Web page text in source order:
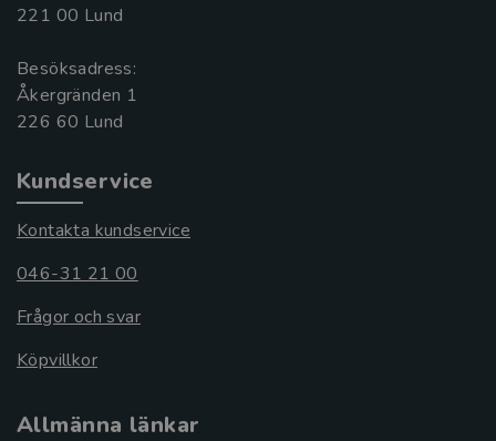
221 00 Lund
Besöksadress:
Åkergränden 1
Kundservice
Kontakta kundservice
046-31 21 00
Frågor och svar
Köpvillkor
Allmänna länkar